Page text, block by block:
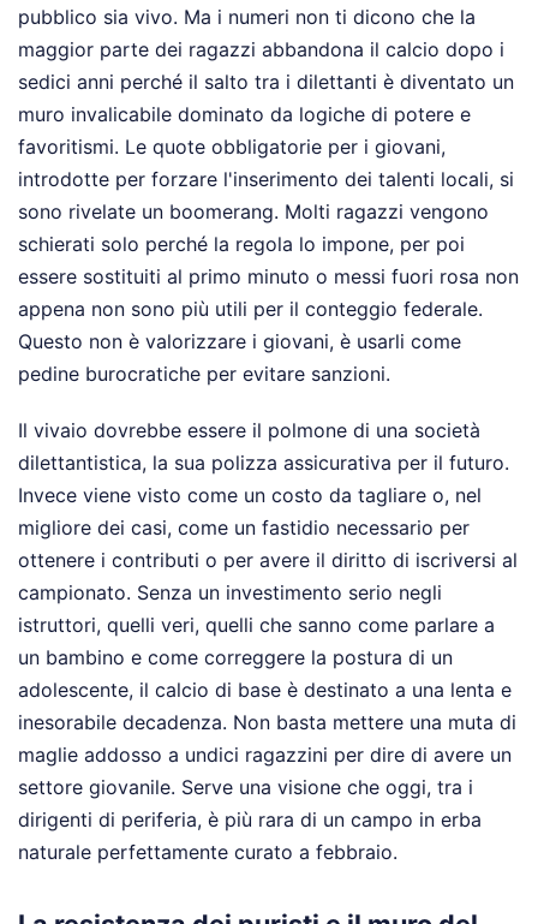
pubblico sia vivo. Ma i numeri non ti dicono che la
maggior parte dei ragazzi abbandona il calcio dopo i
sedici anni perché il salto tra i dilettanti è diventato un
muro invalicabile dominato da logiche di potere e
favoritismi. Le quote obbligatorie per i giovani,
introdotte per forzare l'inserimento dei talenti locali, si
sono rivelate un boomerang. Molti ragazzi vengono
schierati solo perché la regola lo impone, per poi
essere sostituiti al primo minuto o messi fuori rosa non
appena non sono più utili per il conteggio federale.
Questo non è valorizzare i giovani, è usarli come
pedine burocratiche per evitare sanzioni.
Il vivaio dovrebbe essere il polmone di una società
dilettantistica, la sua polizza assicurativa per il futuro.
Invece viene visto come un costo da tagliare o, nel
migliore dei casi, come un fastidio necessario per
ottenere i contributi o per avere il diritto di iscriversi al
campionato. Senza un investimento serio negli
istruttori, quelli veri, quelli che sanno come parlare a
un bambino e come correggere la postura di un
adolescente, il calcio di base è destinato a una lenta e
inesorabile decadenza. Non basta mettere una muta di
maglie addosso a undici ragazzini per dire di avere un
settore giovanile. Serve una visione che oggi, tra i
dirigenti di periferia, è più rara di un campo in erba
naturale perfettamente curato a febbraio.